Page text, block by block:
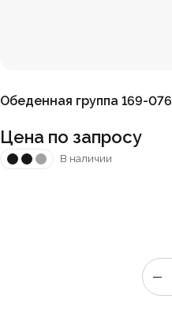
Обеденная группа 169-076
Цена по запросу
В наличии